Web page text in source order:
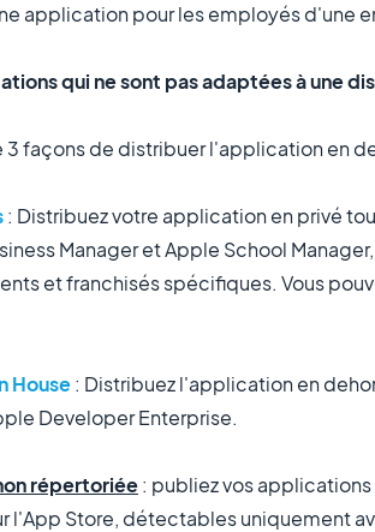
application pour les employés d'une
qui ne sont pas adaptées à une
façons de distribuer l'application en
: Distribuez votre application en privé
Manager et Apple School
et franchisés spécifiques. Vous
House: Distribuez l'application en
Developer Enterprise.
répertoriée: publiez vos
l'App Store, détectables uniquement